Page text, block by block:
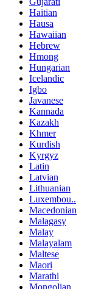
Haitian
Hausa
Hawaiian
Hebrew
Hmong
Hungarian
Icelandic
Igbo
Javanese
Kannada
Kazakh
Khmer
Kurdish
Kyrgyz
Latin
Latvian
Lithuanian
Luxembou..
Macedonian
Malagasy
Malay
Malayalam
Maltese
Maori
Marathi
Mongolian